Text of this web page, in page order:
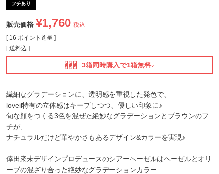
フチあり
販売価格 ¥1,760 税込
[ 16 ポイント進呈 ]
送料込
3箱同時購入で1箱無料♪
繊細なグラデーションに、透明感を重視した発色で、
loveil特有の立体感はキープしつつ、優しい印象に♪
旬な顔をつくる3色を混ぜた絶妙なグラデーションとブラウンのフ
チが、
ナチュラルだけど華やかさもあるデザイン&カラーを実現♪
倖田來未デザインプロデュースのシアーヘーゼルはヘーゼルとオリ
ーブの混ざり合った絶妙なグラデーションカラー